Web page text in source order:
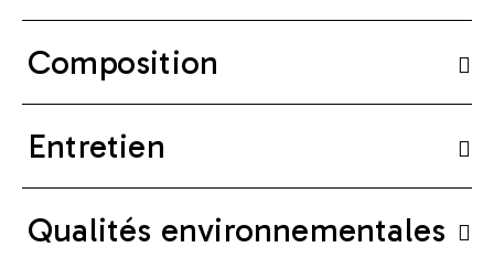
Composition
Entretien
Qualités environnementales